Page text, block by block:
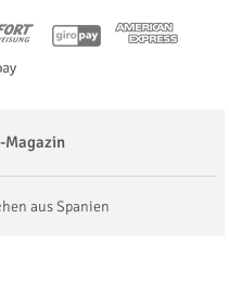
Magazin
aus Spanien